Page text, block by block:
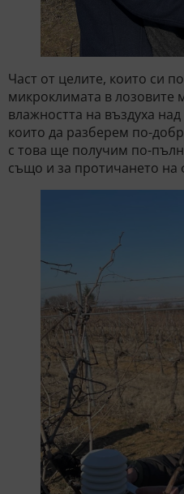
Част от целите, които си
микроклимата в лозовите
влажността на въздуха
които да разберем по-
с това ще получим по-
също и за протичането на